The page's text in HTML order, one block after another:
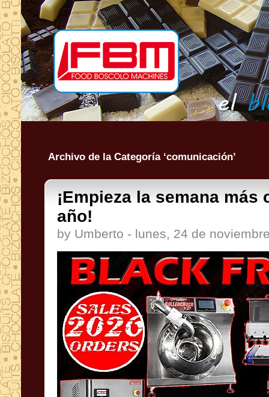
Archivo de la Categoría ‘comunicación’
¡Empieza la semana más
año!
by Umberto - lunes, 24 de